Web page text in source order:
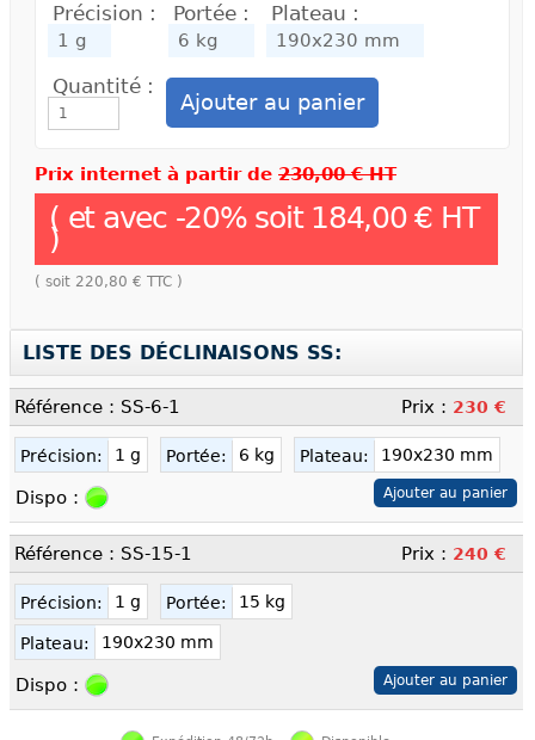
Précision : Portée : Plateau :
Quantité :
Prix internet à partir de 230,00 € HT
( et avec -20% soit 184,00 € HT
)
( soit 220,80 € TTC )
LISTE DES DÉCLINAISONS SS:
Référence : SS-6-1 Prix : 230 €
Précision: 1 g Portée: 6 kg Plateau: 190x230 mm
Dispo :
Référence : SS-15-1 Prix : 240 €
Précision: 1 g Portée: 15 kg
Plateau: 190x230 mm
Dispo :